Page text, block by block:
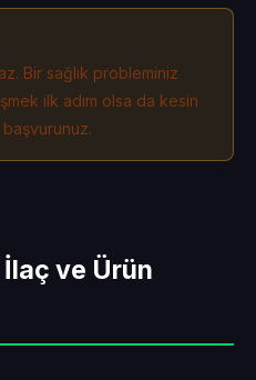
Bir sağlık probleminiz
ilk adım olsa da kesin
İlaç ve Ürün